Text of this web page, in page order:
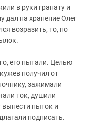
в руки гранату и
дал на хранение Олег
возразить, то, по
его пытали. Целью
получил от
зажимали
ток, душили
вынести пыток и
подписать.